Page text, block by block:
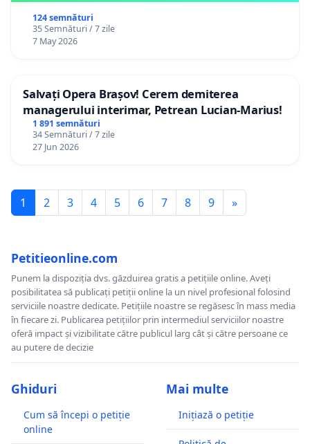
124 semnături
35 Semnături / 7 zile
7 May 2026
Salvați Opera Brașov! Cerem demiterea
managerului interimar, Petrean Lucian-Marius!
1 891 semnături
34 Semnături / 7 zile
27 Jun 2026
1 2 3 4 5 6 7 8 9 »
Petitieonline.com
Punem la dispoziția dvs. găzduirea gratis a petițiile online. Aveți
posibilitatea să publicați petiții online la un nivel profesional folosind
serviciile noastre dedicate. Petițiile noastre se regăsesc în mass media
în fiecare zi. Publicarea petițiilor prin intermediul serviciilor noastre
oferă impact și vizibilitate către publicul larg cât și către persoane ce
au putere de decizie
Ghiduri
Cum să începi o petiție
online
Mai multe
Inițiază o petiție